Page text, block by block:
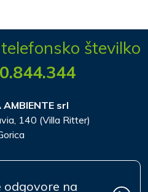
številko
AMBIENTE srl
140 (Villa Ritter)
odgovore na